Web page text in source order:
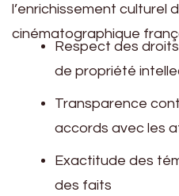
l’enrichissement culturel
cinématographique
Respect des
de propriété
Transparence
accords avec les
Exactitude des
des faits